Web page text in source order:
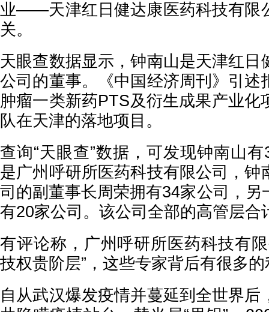
业——天津红日健达康医药科技有限
关。
天眼查数据显示，钟南山是天津红日
公司的董事。《中国经济周刊》引述
肿瘤一类新药PTS及衍生成果产业化
队在天津的落地项目。
查询“天眼查”数据，可发现钟南山
是广州呼研所医药科技有限公司，钟
司的副董事长周荣拥有34家公司，另
有20家公司。该公司全部的高管层合
有评论称，广州呼研所医药科技有
技权贵阶层”，这些专家背后有很多
自从武汉爆发疫情并蔓延到全世界后